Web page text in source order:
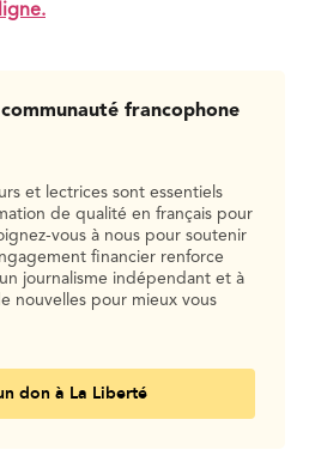
francophone
et lectrices sont essentiels
de qualité en français pour
vous à nous pour soutenir
financier renforce
journalisme indépendant et à
nouvelles pour mieux vous
don à La Liberté